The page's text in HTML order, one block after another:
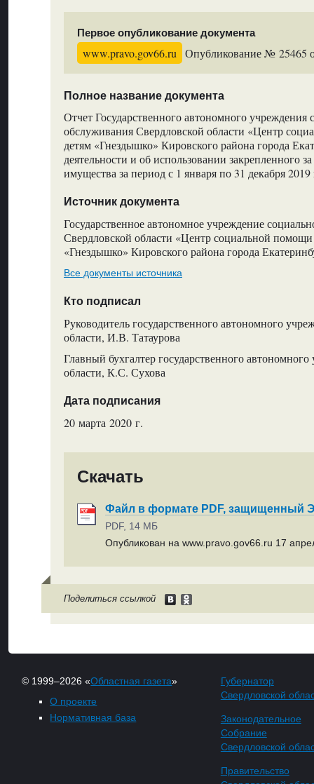
Первое опубликование документа
www.pravo.gov66.ru Опубликование № 25465
Полное название документа
Отчет Государственного автономного учреждения
обслуживания Свердловской области «Центр
детям «Гнездышко» Кировского района города
деятельности и об использовании закрепленного
имущества за период с 1 января по 31 декабря 2019
Источник документа
Государственное автономное учреждение
Свердловской области «Центр социальной помощи
«Гнездышко» Кировского района города
Все документы источника
Кто подписал
Руководитель государственного автономного
области, И.В. Татаурова
Главный бухгалтер государственного
области, К.С. Сухова
Дата подписания
20 марта 2020 г.
Скачать
Файл в формате PDF, защищенный
PDF, 14 МБ
Опубликован на www.pravo.gov66.ru 17
Поделиться ссылкой
© 1999–2026 «Областная газета»
О проекте
Нормативная база
Губернатор
Свердловской
Законодательное
Собрание
Свердловской
Правительство